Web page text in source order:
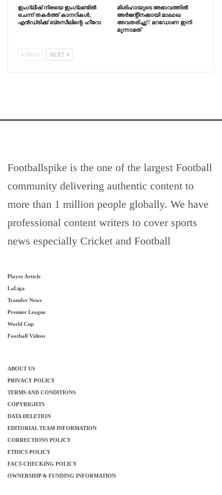
ഇംഗ്ലീഷ് നിരയെ ഇംഗ്ലണ്ടിൽ
ചെന്ന് തകർത്ത് കാനറികൾ,
എൻഡ്രിക്ക് ബ്രസീലിന്റെ ഹീറോ
മിശിഹായുടെ അഭാവത്തിൽ
അർജന്റീനക്കായി മാലാഖ
അവതരിച്ചു!! മറഡോണ ഇനി
മൂന്നാമത്
PREV NEXT
Footballspike is the one of the largest Football
community delivering authentic content to
more than 1 million people globally. We have
professional content writers to cover sports
news especially Cricket and Football
Player Article
LaLiga
Transfer News
Premier League
World Cup
Football Videos
ABOUT US
PRIVACY POLICY
TERMS AND CONDITIONS
COPYRIGHTS
DATA DELETION
EDITORIAL TEAM INFORMATION
CORRECTIONS POLICY
ETHICS POLICY
FACT-CHECKING POLICY
OWNERSHIP & FUNDING INFORMATION